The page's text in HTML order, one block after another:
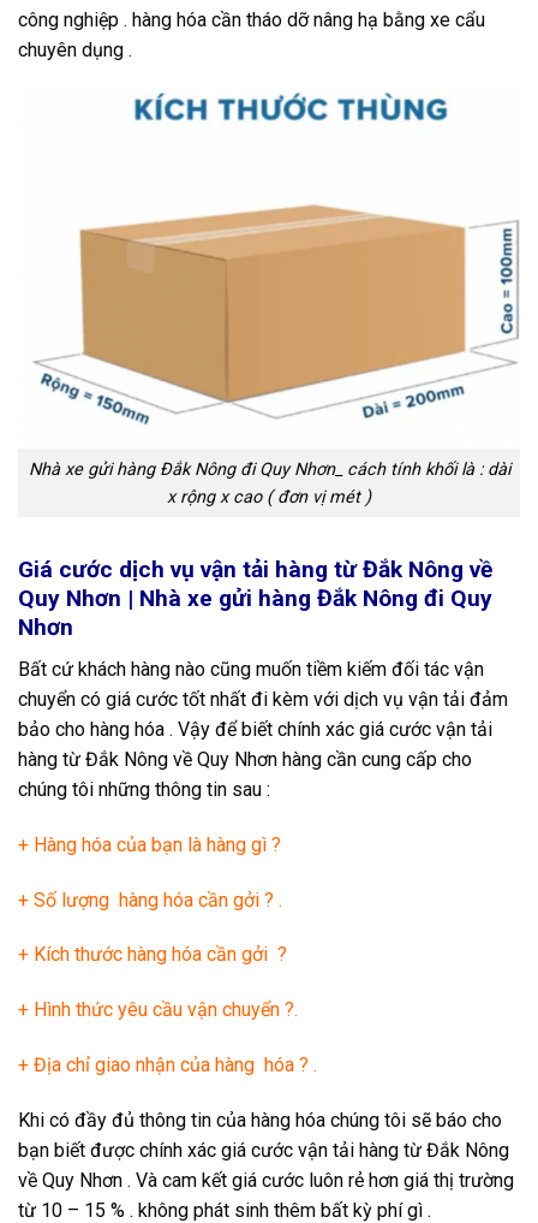
công nghiệp . hàng hóa cần tháo dỡ nâng hạ bằng xe cẩu
chuyên dụng .
Nhà xe gửi hàng Đắk Nông đi Quy Nhơn_ cách tính khối là : dài
x rộng x cao ( đơn vị mét )
Giá cước dịch vụ vận tải hàng từ Đắk Nông về
Quy Nhơn | Nhà xe gửi hàng Đắk Nông đi Quy
Nhơn
Bất cứ khách hàng nào cũng muốn tiềm kiếm đối tác vận
chuyển có giá cước tốt nhất đi kèm với dịch vụ vận tải đảm
bảo cho hàng hóa . Vậy để biết chính xác giá cước vận tải
hàng từ Đắk Nông về Quy Nhơn hàng cần cung cấp cho
chúng tôi những thông tin sau :
+ Hàng hóa của bạn là hàng gì ?
+ Số lượng hàng hóa cần gởi ? .
+ Kích thước hàng hóa cần gởi ?
+ Hình thức yêu cầu vận chuyển ?.
+ Địa chỉ giao nhận của hàng hóa ? .
Khi có đầy đủ thông tin của hàng hóa chúng tôi sẽ báo cho
bạn biết được chính xác giá cước vận tải hàng từ Đắk Nông
về Quy Nhơn . Và cam kết giá cước luôn rẻ hơn giá thị trường
từ 10 – 15 % . không phát sinh thêm bất kỳ phí gì .